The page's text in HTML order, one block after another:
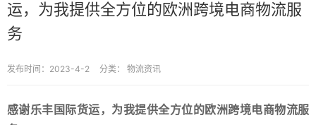
运，为我提供全方位的欧洲跨境电商物流服
务
发布时间：2023-4-2 分类： 物流资讯
感谢乐丰国际货运，为我提供全方位的欧洲跨境电商物流服